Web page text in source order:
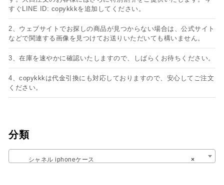
すぐLINE ID: copykkkを追加してください。
2、ウェブサイトでお探しの商品が見つからない場合は、公式サイト
などで関連する画像を見つけてお送りいただいても構いません。
3、在庫を速やかに確認いたしますので、しばらくお待ちください。
4、copykkkは代金引換にも対応しておりますので、安心してご注文
ください。
分類
×
シャネル iphoneケース